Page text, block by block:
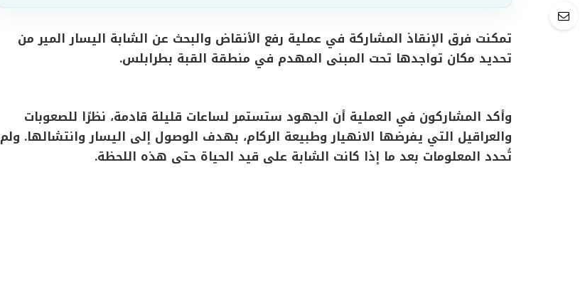
تمكنت فرق الإنقاذ المشاركة في عملية رفع الأنقاض والبحث عن الشابة اليسار المير من
تحديد مكان تواجدها تحت المبنى المهدم في منطقة القبة بطرابلس.
وأكد المشاركون في العملية أن الجهود ستستمر لساعات قليلة قادمة، نظرًا للصعوبات
والعراقيل التي يفرضها الانهيار وطبيعة الركام، بهدف الوصول إلى اليسار وانتشالها. ولم
تُحدد المعلومات بعد ما إذا كانت الشابة على قيد الحياة حتى هذه اللحظة.